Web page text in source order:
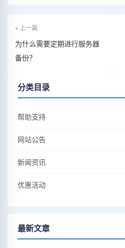
« 上一篇
为什么需要定期进行服务器
备份？
分类目录
帮助支持
网站公告
新闻资讯
优惠活动
最新文章